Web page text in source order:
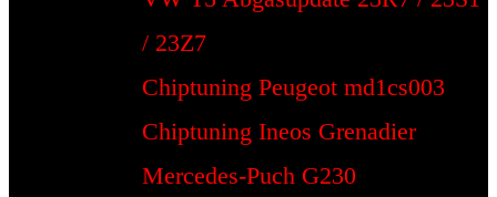
/ 23Z7
Chiptuning Peugeot md1cs003
Chiptuning Ineos Grenadier
Mercedes-Puch G230